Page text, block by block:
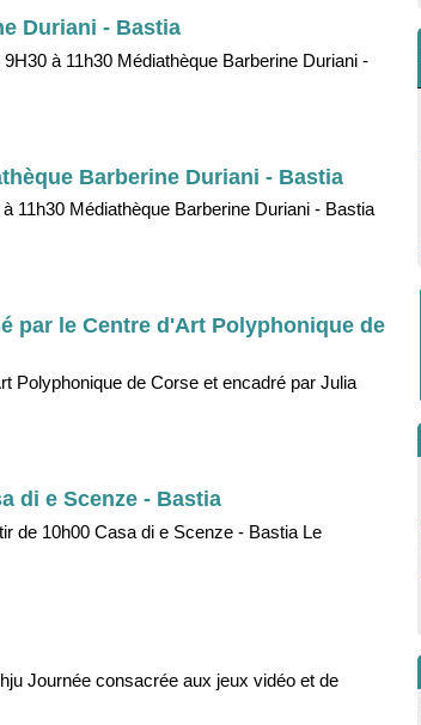
Duriani - Bastia
à 11h30 Médiathèque Barberine Duriani -
Barberine Duriani - Bastia
11h30 Médiathèque Barberine Duriani - Bastia
par le Centre d'Art Polyphonique de
Polyphonique de Corse et encadré par Julia
di e Scenze - Bastia
de 10h00 Casa di e Scenze - Bastia Le
Journée consacrée aux jeux vidéo et de